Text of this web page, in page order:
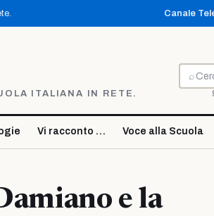
Canale
ITALIANA IN RETE.
⌕
Vi racconto … Voce alla Scuola
e la